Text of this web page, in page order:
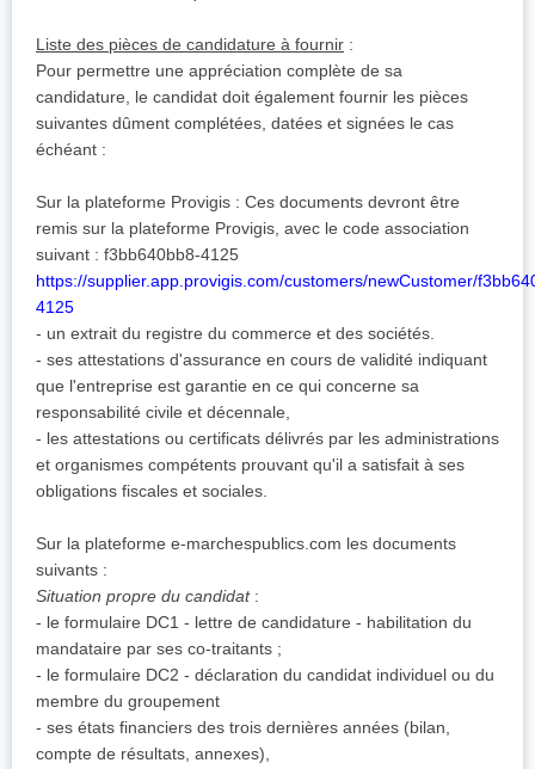
Liste des pièces de candidature à fournir :
Pour permettre une appréciation complète de sa
candidature, le candidat doit également fournir les pièces
suivantes dûment complétées, datées et signées le cas
échéant :
Sur la plateforme Provigis : Ces documents devront être
remis sur la plateforme Provigis, avec le code association
suivant : f3bb640bb8-4125
https://supplier.app.provigis.com/customers/newCustomer/
4125
- un extrait du registre du commerce et des sociétés.
- ses attestations d'assurance en cours de validité indiquant
que l'entreprise est garantie en ce qui concerne sa
responsabilité civile et décennale,
- les attestations ou certificats délivrés par les administrations
et organismes compétents prouvant qu'il a satisfait à ses
obligations fiscales et sociales.
Sur la plateforme e-marchespublics.com les documents
suivants :
Situation propre du candidat:
- le formulaire DC1 - lettre de candidature - habilitation du
mandataire par ses co-traitants ;
- le formulaire DC2 - déclaration du candidat individuel ou du
membre du groupement
- ses états financiers des trois dernières années (bilan,
compte de résultats, annexes),